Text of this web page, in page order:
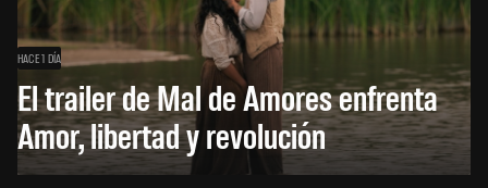
HACE 1 DÍA
El trailer de Mal de Amores enfrenta
Amor, libertad y revolución